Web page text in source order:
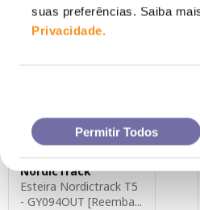
suas preferências. Saiba
Privacidade.
Permitir Todos
ADICIONAR
Remanufaturado
NordicTrack
Esteira Nordictrack T5
- GY094OUT [Reemba...